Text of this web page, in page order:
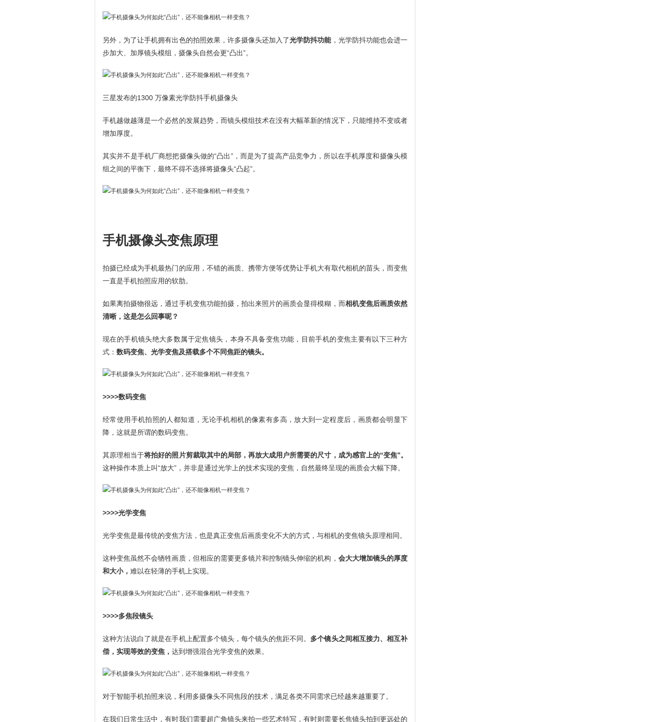
另外，为了让手机拥有出色的拍照效果，许多摄像头还加入了光学防抖功能，光学防抖功能也会进一
步加大、加厚镜头模组，摄像头自然会更“凸出”。
三星发布的1300 万像素光学防抖手机摄像头
手机越做越薄是一个必然的发展趋势，而镜头模组技术在没有大幅革新的情况下，只能维持不变或者
增加厚度。
其实并不是手机厂商想把摄像头做的“凸出”，而是为了提高产品竞争力，所以在手机厚度和摄像头模
组之间的平衡下，最终不得不选择将摄像头“凸起”。
手机摄像头变焦原理
拍摄已经成为手机最热门的应用，不错的画质、携带方便等优势让手机大有取代相机的苗头，而变焦
一直是手机拍照应用的软肋。
如果离拍摄物很远，通过手机变焦功能拍摄，拍出来照片的画质会显得模糊，而相机变焦后画质依然
清晰，这是怎么回事呢？
现在的手机镜头绝大多数属于定焦镜头，本身不具备变焦功能，目前手机的变焦主要有以下三种方
式： 数码变焦、光学变焦及搭载多个不同焦距的镜头。
>>>>数码变焦
经常使用手机拍照的人都知道，无论手机相机的像素有多高，放大到一定程度后，画质都会明显下
降，这就是所谓的数码变焦。
其原理相当于将拍好的照片剪裁取其中的局部，再放大成用户所需要的尺寸，成为感官上的“变焦”。
这种操作本质上叫“放大”，并非是通过光学上的技术实现的变焦，自然最终呈现的画质会大幅下降。
>>>>光学变焦
光学变焦是最传统的变焦方法，也是真正变焦后画质变化不大的方式，与相机的变焦镜头原理相同。
这种变焦虽然不会牺牲画质，但相应的需要更多镜片和控制镜头伸缩的机构， 会大大增加镜头的厚度
和大小， 难以在轻薄的手机上实现。
>>>>多焦段镜头
这种方法说白了就是在手机上配置多个镜头，每个镜头的焦距不同。 多个镜头之间相互接力、相互补
偿，实现等效的变焦， 达到增强混合光学变焦的效果。
对于智能手机拍照来说，利用多摄像头不同焦段的技术，满足各类不同需求已经越来越重要了。
在我们日常生活中，有时我们需要超广角镜头来拍一些艺术特写，有时则需要长焦镜头拍到更远处的